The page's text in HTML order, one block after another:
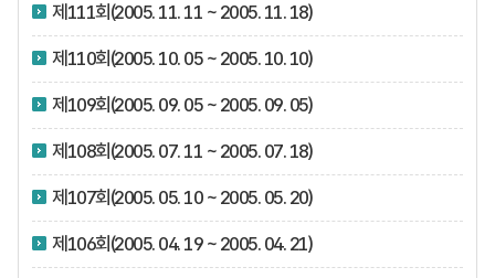
제111회(2005. 11. 11 ~ 2005. 11. 18)
제110회(2005. 10. 05 ~ 2005. 10. 10)
제109회(2005. 09. 05 ~ 2005. 09. 05)
제108회(2005. 07. 11 ~ 2005. 07. 18)
제107회(2005. 05. 10 ~ 2005. 05. 20)
제106회(2005. 04. 19 ~ 2005. 04. 21)